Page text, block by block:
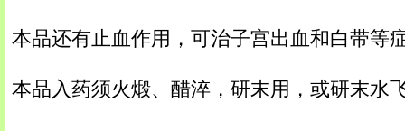
本品还有止血作用，可治子宫出血和白带等
本品入药须火煅、醋淬，研末用，或研末水